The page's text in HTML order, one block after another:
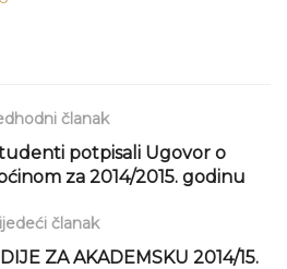
članak
potpisali Ugovor o
za 2014/2015. godinu
članak
ZA AKADEMSKU 2014/15.